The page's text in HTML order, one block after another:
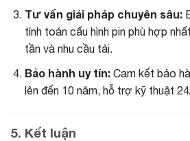
Tư vấn giải pháp chuyên sâu:
tính toán cấu hình pin phù hợp
tần và nhu cầu tải.
Bảo hành uy tín:Cam kết bảo
lên đến 10 năm, hỗ trợ kỹ thuật
5. Kết luận